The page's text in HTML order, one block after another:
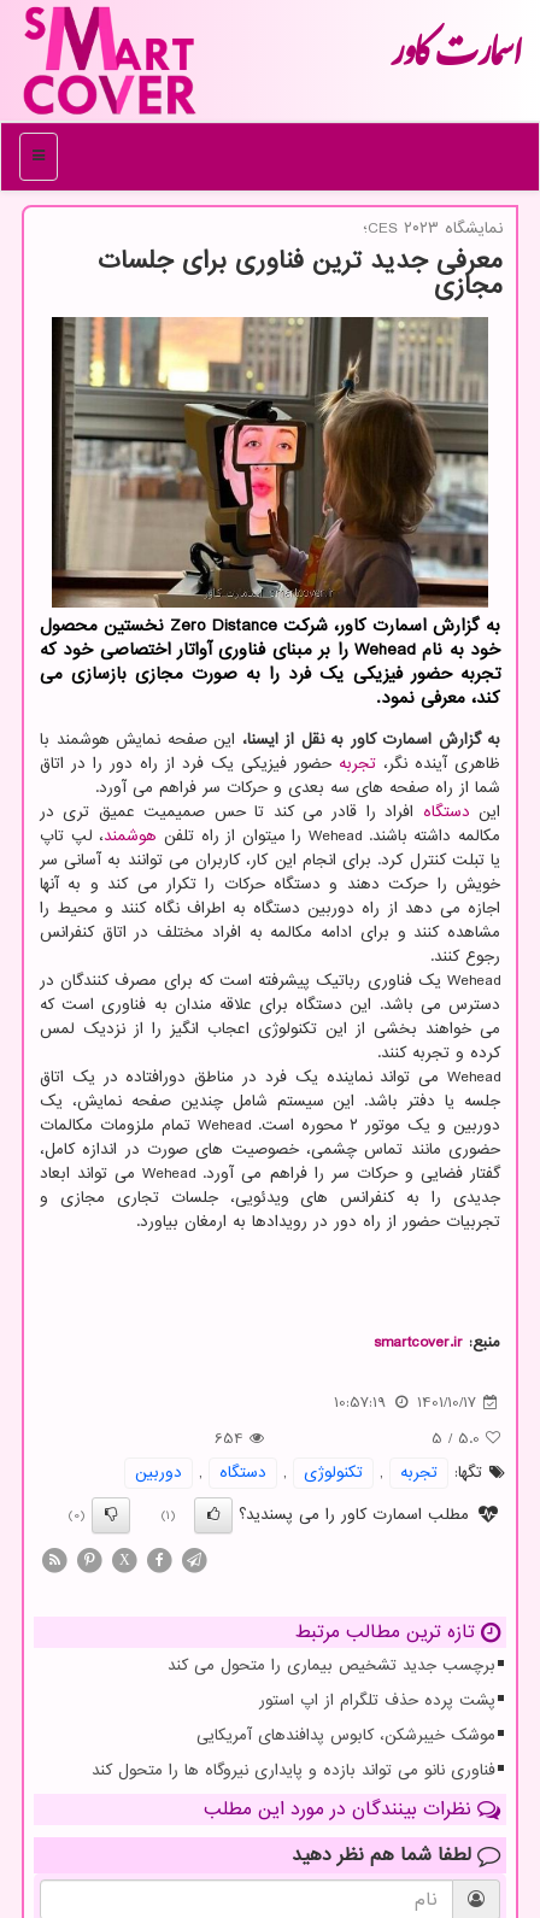
اسمارت كاور
منو
نمایشگاه CES ۲۰۲۳؛
معرفی جدید ترین فناوری برای جلسات
مجازی
به گزارش اسمارت کاور، شرکت Zero Distance نخستین محصول
خود به نام Wehead را بر مبنای فناوری آواتار اختصاصی خود که
تجربه حضور فیزیکی یک فرد را به صورت مجازی بازسازی می
کند، معرفی نمود.
به گزارش اسمارت کاور به نقل از ایسنا، این صفحه نمایش هوشمند با
ظاهری آینده نگر، تجربه حضور فیزیکی یک فرد از راه دور را در اتاق
شما از راه صفحه های سه بعدی و حرکات سر فراهم می آورد.
این دستگاه افراد را قادر می کند تا حس صمیمیت عمیق تری در
مکالمه داشته باشند. Wehead را میتوان از راه تلفن
هوشمند، لپ تاپ
یا تبلت کنترل کرد. برای انجام این کار، کاربران می توانند به آسانی سر
خویش را حرکت دهند و دستگاه حرکات را تکرار می کند و به آنها
اجازه می دهد از راه دوربین دستگاه به اطراف نگاه کنند و محیط را
مشاهده کنند و برای ادامه مکالمه به افراد مختلف در اتاق کنفرانس
رجوع کنند.
Wehead یک فناوری رباتیک پیشرفته است که برای مصرف کنندگان در
دسترس می باشد. این دستگاه برای علاقه مندان به فناوری است که
می خواهند بخشی از این تکنولوژی اعجاب انگیز را از نزدیک لمس
کرده و تجربه کنند.
Wehead می تواند نماینده یک فرد در مناطق دورافتاده در یک اتاق
جلسه یا دفتر باشد. این سیستم شامل چندین صفحه نمایش، یک
دوربین و یک موتور ۲ محوره است. Wehead تمام ملزومات مکالمات
حضوری مانند تماس چشمی، خصوصیت های صورت در اندازه کامل،
گفتار فضایی و حرکات سر را فراهم می آورد. Wehead می تواند ابعاد
جدیدی را به کنفرانس های ویدئویی، جلسات تجاری مجازی و
تجربیات حضور از راه دور در رویدادها به ارمغان بیاورد.
منبع: smartcover.ir
1401/10/17
10:57:19
5.0
/
5
654
تگها:
تجربه , تكنولوژی , دستگاه ,
دوربین
مطلب اسمارت کاور را می پسندید؟
(1)
(0)
X
تازه ترین مطالب مرتبط
برچسب جدید تشخیص بیماری را متحول می کند
پشت پرده حذف تلگرام از اپ استور
موشک خیبرشکن، کابوس پدافندهای آمریکایی
فناوری نانو می تواند بازده و پایداری نیروگاه ها را متحول کند
نظرات بینندگان در مورد این مطلب
لطفا شما هم نظر دهید